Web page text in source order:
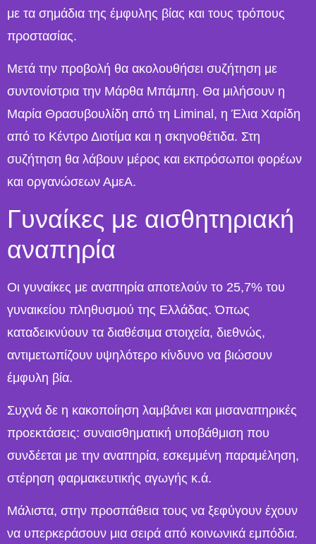
με τα σημάδια της έμφυλης βίας και τους τρόπους
προστασίας.
Μετά την προβολή θα ακολουθήσει συζήτηση με
συντονίστρια την Μάρθα Μπάμπη. Θα μιλήσουν η
Μαρία Θρασυβουλίδη από τη Liminal, η Έλια Χαρίδη
από το Κέντρο Διοτίμα και η σκηνοθέτιδα. Στη
συζήτηση θα λάβουν μέρος και εκπρόσωποι φορέων
και οργανώσεων ΑμεΑ.
Γυναίκες με αισθητηριακή
αναπηρία
Οι γυναίκες με αναπηρία αποτελούν το 25,7% του
γυναικείου πληθυσμού της Ελλάδας. Όπως
καταδεικνύουν τα διαθέσιμα στοιχεία, διεθνώς,
αντιμετωπίζουν υψηλότερο κίνδυνο να βιώσουν
έμφυλη βία.
Συχνά δε η κακοποίηση λαμβάνει και μισαναπηρικές
προεκτάσεις: συναισθηματική υποβάθμιση που
συνδέεται με την αναπηρία, εσκεμμένη παραμέληση,
στέρηση φαρμακευτικής αγωγής κ.ά.
Μάλιστα, στην προσπάθεια τους να ξεφύγουν έχουν
να υπερκεράσουν μια σειρά από κοινωνικά εμπόδια.